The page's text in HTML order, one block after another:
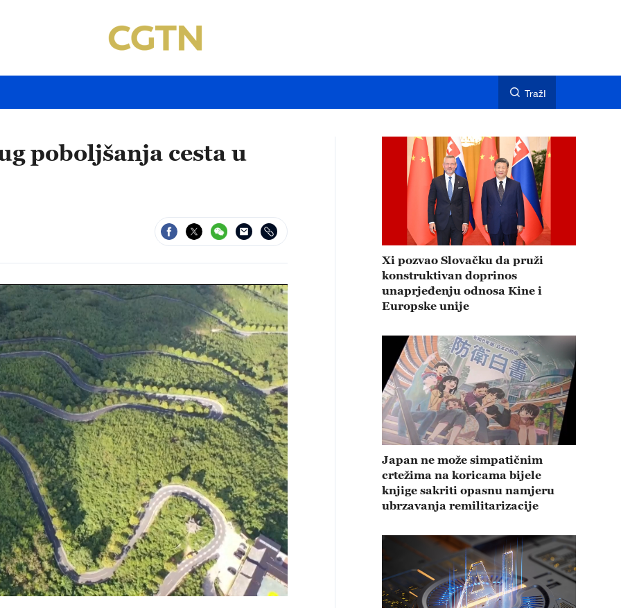
TražI
poboljšanja cesta u
Xi pozvao Slovačku da pruži
konstruktivan doprinos
unaprjeđenju odnosa Kine i
Europske unije
Japan ne može simpatičnim
crtežima na koricama bijele
knjige sakriti opasnu namjeru
ubrzavanja remilitarizacije